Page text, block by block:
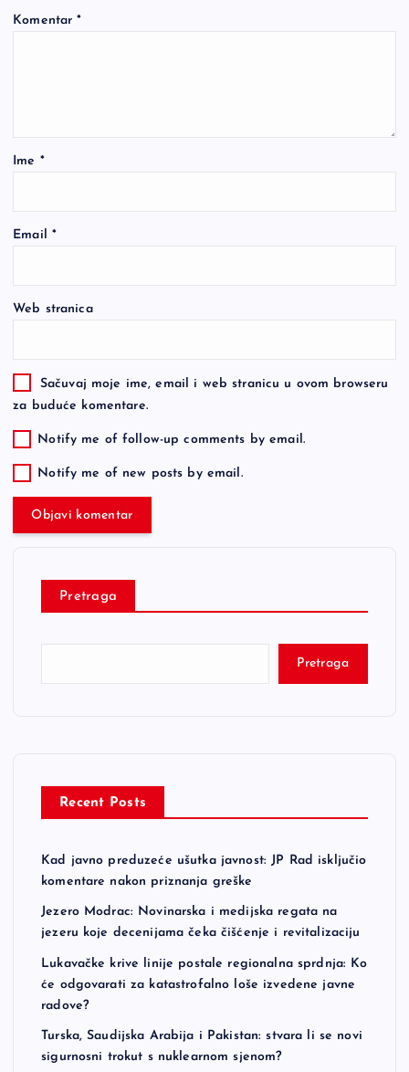
Komentar*
Ime *
Email *
Web stranica
Sačuvaj moje ime, email i web stranicu u ovom browseru
za buduće komentare.
Notify me of follow-up comments by email.
Notify me of new posts by email.
Pretraga
Pretraga
Recent Posts
Kad javno preduzeće ušutka javnost: JP Rad isključio
komentare nakon priznanja greške
Jezero Modrac: Novinarska i medijska regata na
jezeru koje decenijama čeka čišćenje i revitalizaciju
Lukavačke krive linije postale regionalna sprdnja: Ko
će odgovarati za katastrofalno loše izvedene javne
radove?
Turska, Saudijska Arabija i Pakistan: stvara li se novi
sigurnosni trokut s nuklearnom sjenom?